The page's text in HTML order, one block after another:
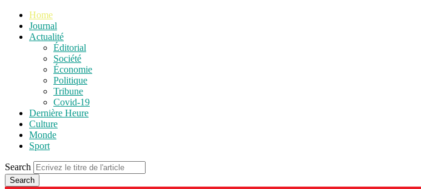
Home
Journal
Actualité
Éditorial
Société
Économie
Politique
Tribune
Covid-19
Dernière Heure
Culture
Monde
Sport
Search